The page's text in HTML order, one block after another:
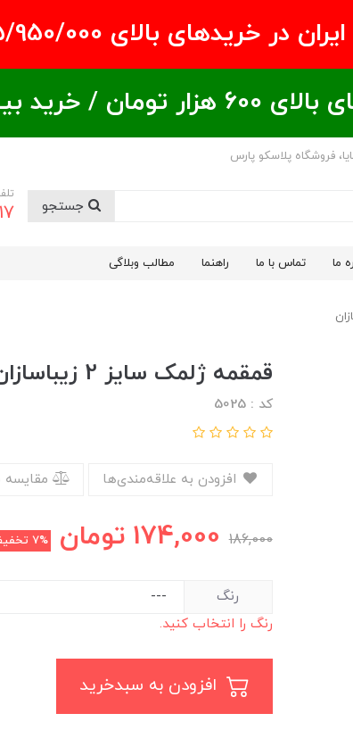
بالای ۵/950/000 تومان
تخفیف بیشتر
فروشگاه پلاسکو پارس
ما تماس با ما راهنما مطالب وبلاگی
قمقمه ژلمک سایز 2 زیباسازان
کد : 5025
186,000
174,000 تومان 7%
رنگ
رنگ را انتخاب کنید.